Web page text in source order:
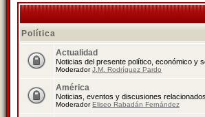
Política
Actualidad
Noticias del presente político, económico y
ModeradorJ.M. Rodríguez Pardo
América
Noticias, eventos y discusiones
ModeradorEliseo Rabadán Fernández